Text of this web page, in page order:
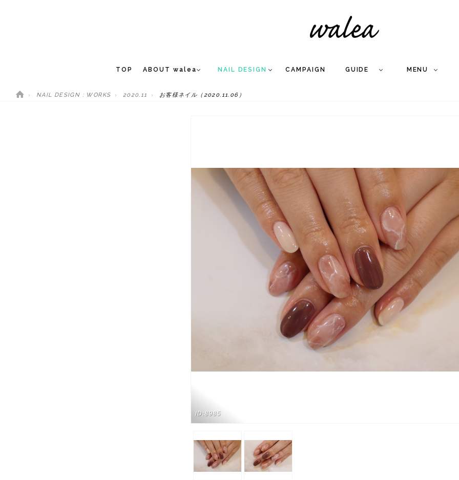
TOP ABOUT walea NAIL DESIGN CAMPAIGN GUIDE MENU
NAIL DESIGN : WORKS 2020.11 お客様ネイル（2020.11.06）
ID:8985